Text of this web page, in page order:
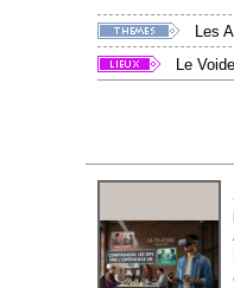
Les
Le